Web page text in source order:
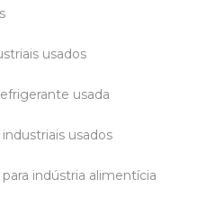
usados
usada
usados
indústria alimentícia